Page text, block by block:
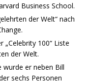
Business School.
der Welt“ nach
„Celebrity 100“ Liste
der Welt.
wurde er neben Bill
sechs Personen